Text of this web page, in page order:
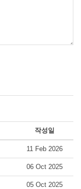
작성일
11 Feb 2026
06 Oct 2025
05 Oct 2025